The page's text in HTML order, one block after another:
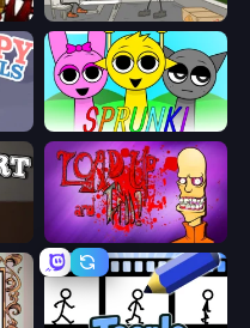
Bartender The Right Mix Stickman Escape School
Sprunki
Load Up and Kill